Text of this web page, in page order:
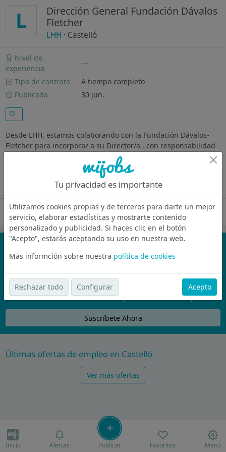
L
Dirección General Fundación Dávalos
Fletcher
LHH · Castelló
Nivel de
experiencia
---
Tipo de contrato
A tiempo completo
Publicada
30 jun.
.
Desde LHH, estamos colaborando con la Fundación Dávalos-
Fletcher para incorporar a su Director/a , con responsabilidad
integral sobre su gestión y desarrollo. La persona que se
incorpore al proyecto será responsable de la administración
Oferta desactivada
¡No te pierdas nada!
Únete a la comunidad de wijobs y recibe por email las mejores
ofertas de empleo
Nunca compartiremos tu email con nadie y no te vamos a enviar spam
Suscríbete Ahora
Últimas ofertas de empleo en Castelló
Ver más ofertas
Inicio Alertas Publicar Favoritos Menú
Tu privacidad es importante
Utilizamos cookies propias y de terceros para darte un mejor
servicio, elaborar estadísticas y mostrarte contenido
personalizado y publicidad. Si haces clic en el botón
"Acepto", estarás aceptando su uso en nuestra web.
Más informción sobre nuestra política de cookies
Rechazar todo Configurar Acepto